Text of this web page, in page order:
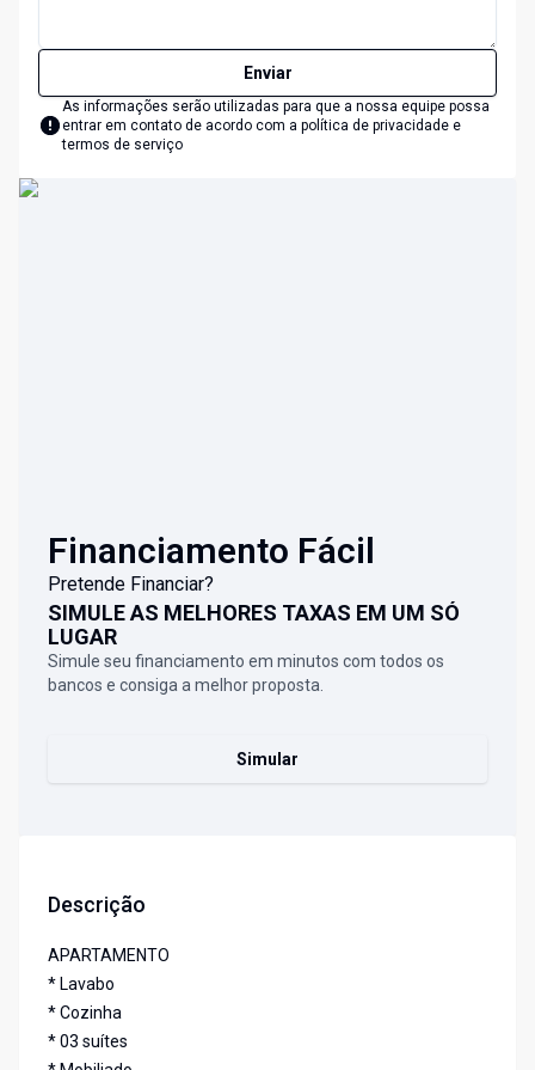
Enviar
As informações serão utilizadas para que a nossa equipe possa
entrar em contato de acordo com a política de privacidade e
termos de serviço
Financiamento Fácil
Pretende Financiar?
SIMULE AS MELHORES TAXAS EM UM SÓ
LUGAR
Simule seu financiamento em minutos com todos os
bancos e consiga a melhor proposta.
Simular
Descrição
APARTAMENTO
* Lavabo
* Cozinha
* 03 suítes